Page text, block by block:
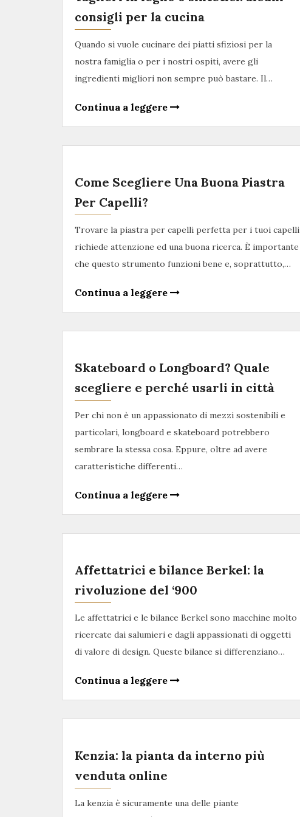
consigli per la cucina
Quando si vuole cucinare dei piatti sfiziosi per la
nostra famiglia o per i nostri ospiti, avere gli
ingredienti migliori non sempre può bastare. Il…
Continua a leggere
Come Scegliere Una Buona Piastra
Per Capelli?
Trovare la piastra per capelli perfetta per i tuoi capelli
richiede attenzione ed una buona ricerca. È importante
che questo strumento funzioni bene e, soprattutto,…
Continua a leggere
Skateboard o Longboard? Quale
scegliere e perché usarli in città
Per chi non è un appassionato di mezzi sostenibili e
particolari, longboard e skateboard potrebbero
sembrare la stessa cosa. Eppure, oltre ad avere
caratteristiche differenti…
Continua a leggere
Affettatrici e bilance Berkel: la
rivoluzione del ‘900
Le affettatrici e le bilance Berkel sono macchine molto
ricercate dai salumieri e dagli appassionati di oggetti
di valore di design. Queste bilance si differenziano…
Continua a leggere
Kenzia: la pianta da interno più
venduta online
La kenzia è sicuramente una delle piante